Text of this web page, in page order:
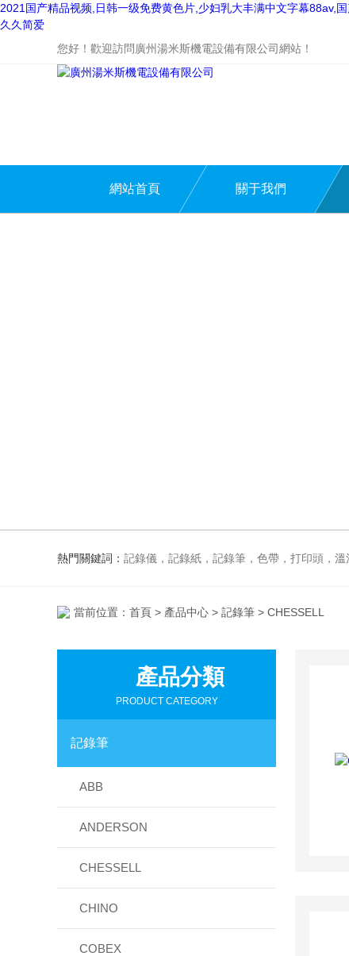
2021国产精品视频,日韩一级免费黄色片,少妇乳大丰满中文字幕88av,
久久简爱
您好！歡迎訪問廣州湯米斯機電設備有限公司網站！
網站首頁 關于我們
熱門關鍵詞： 記錄儀，記錄紙，記錄筆，色帶，打印頭，
當前位置： 首頁 > 產品中心 > 記錄筆 > CHESSELL
產品分類
PRODUCT CATEGORY
記錄筆
ABB
ANDERSON
CHESSELL
CHINO
COBEX